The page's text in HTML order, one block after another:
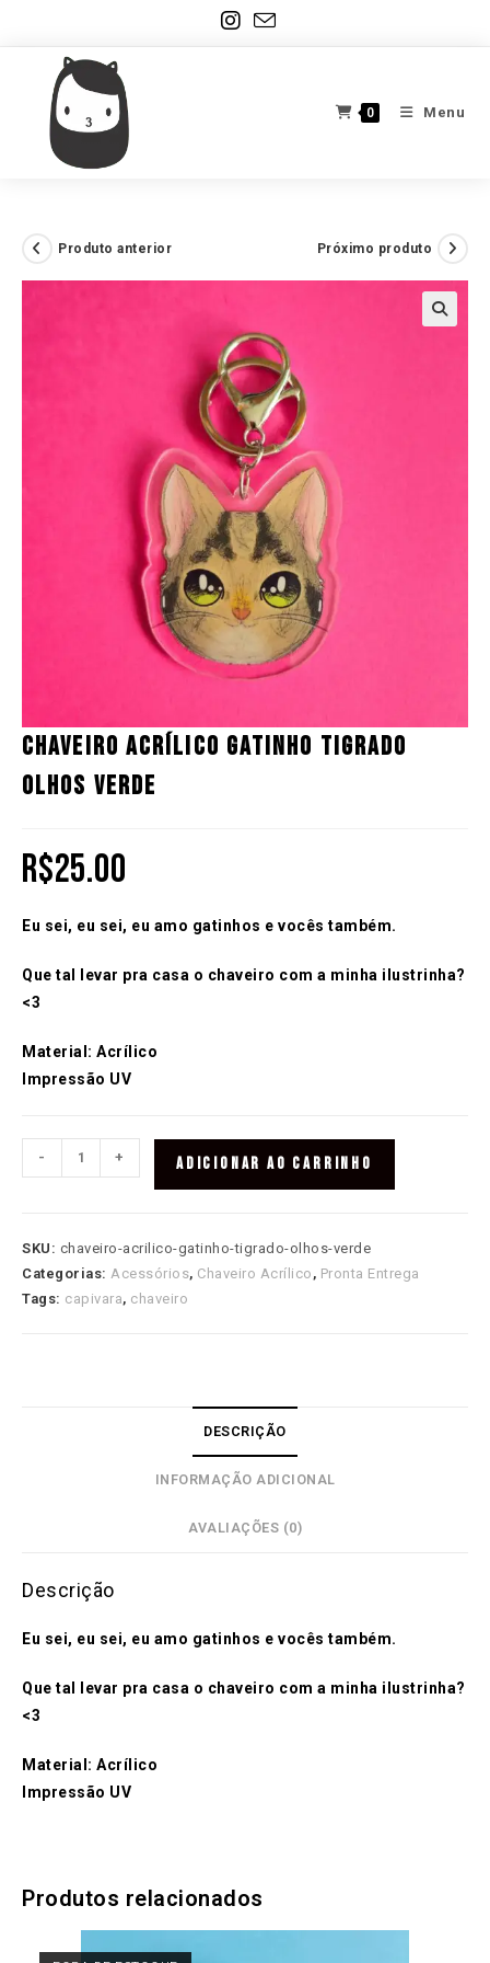
conteúdo
0 Menu
Produto anterior Próximo produto
Chaveiro Acrílico Gatinho Tigrado
Olhos Verde
R$25.00
Eu sei, eu sei, eu amo gatinhos e vocês também.
Que tal levar pra casa o chaveiro com a minha ilustrinha?
<3
Material: Acrílico
Impressão UV
Chaveiro
Acrílico
Verde
- + ADICIONAR AO CARRINHO
SKU: chaveiro-acrilico-gatinho-tigrado-olhos-verde
Categorias: Acessórios, Chaveiro Acrílico , Pronta Entrega
Tags: capivara, chaveiro
DESCRIÇÃO
INFORMAÇÃO ADICIONAL
AVALIAÇÕES (0)
Descrição
Eu sei, eu sei, eu amo gatinhos e vocês também.
Que tal levar pra casa o chaveiro com a minha ilustrinha?
<3
Material: Acrílico
Impressão UV
Produtos relacionados